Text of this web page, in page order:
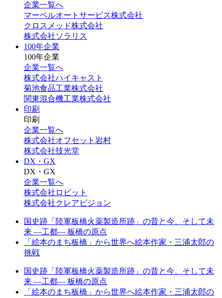
企業一覧へ
マーベルオートサービス株式会社
クロスメッド株式会社
株式会社ソラリス
100年企業
100年企業
企業一覧へ
株式会社ハイキャスト
菊池食品工業株式会社
関東混合機工業株式会社
印刷
印刷
企業一覧へ
株式会社オフセット岩村
株式会社技光堂
DX・GX
DX・GX
企業一覧へ
株式会社ロビット
株式会社クレアビジョン
国史跡「陸軍板橋火薬製造所跡」の昔と今、そして未
来 —工都— 板橋の原点
「絵本のまち板橋」から世界へ絵本作家・三浦太郎の
挑戦
国史跡「陸軍板橋火薬製造所跡」の昔と今、そして未
来 —工都— 板橋の原点
「絵本のまち板橋」から世界へ絵本作家・三浦太郎の